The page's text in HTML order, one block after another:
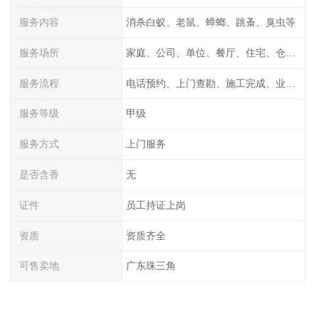
服务内容 消杀白蚁、老鼠、蟑螂、跳蚤、臭虫等
服务场所
服务流程
服务等级 甲级
服务方式 上门服务
是否含香 无
证件 员工持证上岗
资质 资质齐全
可售卖地 广东珠三角